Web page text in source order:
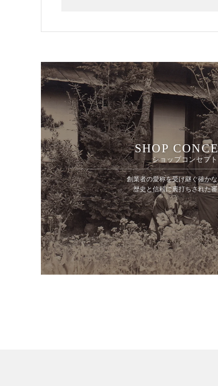
SHOP
ショップコンセプト
創業者の愛称を受け継ぐ確か
歴史と信頼に裏打ちされた